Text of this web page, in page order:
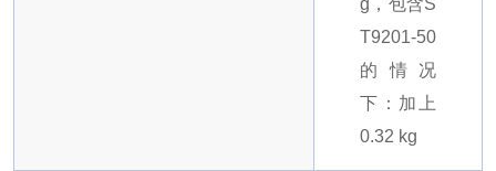
g，包含S
T9201-50
的情况
下：加上
0.32 kg